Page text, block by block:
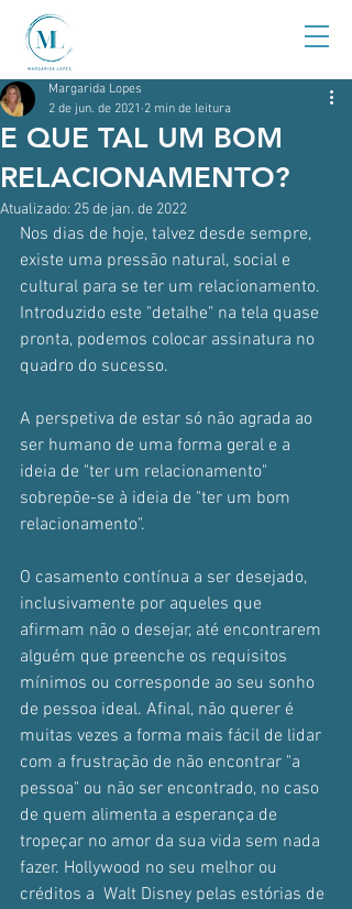
E QUE TAL UM BOM
RELACIONAMENTO?
Margarida Lopes
2 de jun. de 2021 2 min de leitura
Atualizado: 25 de jan. de 2022
Nos dias de hoje, talvez desde sempre,
existe uma pressão natural, social e
cultural para se ter um relacionamento.
Introduzido este "detalhe" na tela quase
pronta, podemos colocar assinatura no
quadro do sucesso.
A perspetiva de estar só não agrada ao
ser humano de uma forma geral e a
ideia de "ter um relacionamento"
sobrepõe-se à ideia de "ter um bom
relacionamento".
O casamento contínua a ser desejado,
inclusivamente por aqueles que
afirmam não o desejar, até encontrarem
alguém que preenche os requisitos
mínimos ou corresponde ao seu sonho
de pessoa ideal. Afinal, não querer é
muitas vezes a forma mais fácil de lidar
com a frustração de não encontrar "a
pessoa" ou não ser encontrado, no caso
de quem alimenta a esperança de
tropeçar no amor da sua vida sem nada
fazer. Hollywood no seu melhor ou
créditos a  Walt Disney pelas estórias de